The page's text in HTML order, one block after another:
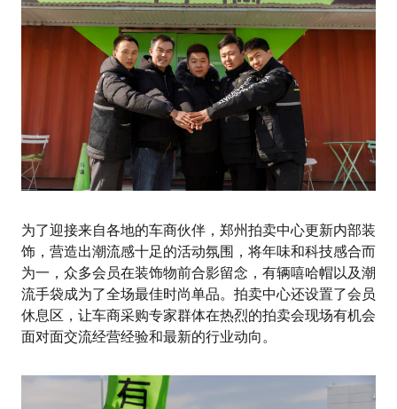
为了迎接来自各地的车商伙伴，郑州拍卖中心更新内部装
饰，营造出潮流感十足的活动氛围，将年味和科技感合而
为一，众多会员在装饰物前合影留念，有辆嘻哈帽以及潮
流手袋成为了全场最佳时尚单品。拍卖中心还设置了会员
休息区，让车商采购专家群体在热烈的拍卖会现场有机会
面对面交流经营经验和最新的行业动向。